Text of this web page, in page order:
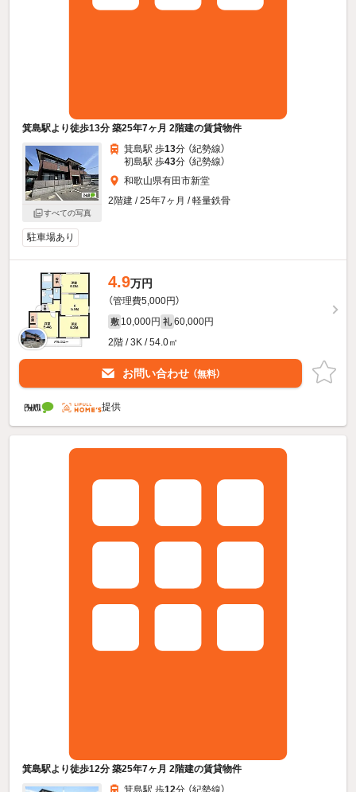
箕島駅より徒歩13分 築25年7ヶ月 2階建の賃貸物件
すべての写真
箕島駅 歩13分 （紀勢線）
初島駅 歩43分 （紀勢線）
和歌山県有田市新堂
2階建 / 25年7ヶ月 / 軽量鉄骨
駐車場あり
4.9万円
（管理費5,000円）
敷 10,000円 礼 60,000円
2階 / 3K / 54.0㎡
お問い合わせ （無料）
提供
箕島駅より徒歩12分 築25年7ヶ月 2階建の賃貸物件